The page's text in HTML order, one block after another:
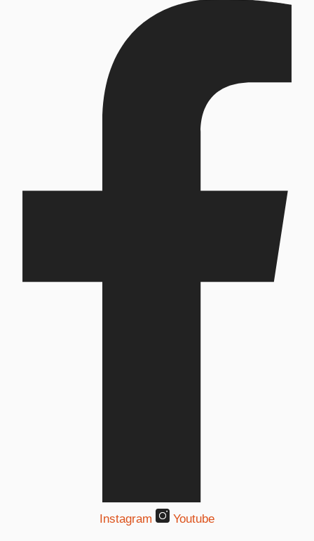
Instagram Youtube